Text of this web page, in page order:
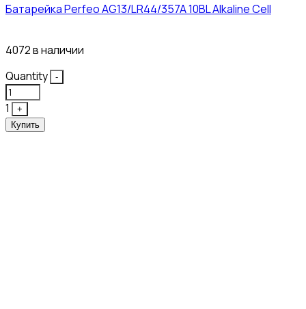
Батарейка Perfeo AG13/LR44/357A 10BL Alkaline Cell
4072 в наличии
Quantity
-
1
+
Купить